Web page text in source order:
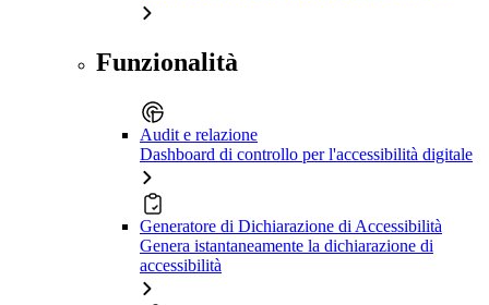
Funzionalità
Audit e relazione
Dashboard di controllo per l'accessibilità digitale
Generatore di Dichiarazione di Accessibilità
Genera istantaneamente la dichiarazione di
accessibilità